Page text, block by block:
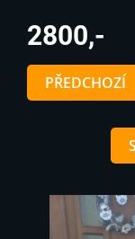
2800,-
PŘEDCHOZÍ